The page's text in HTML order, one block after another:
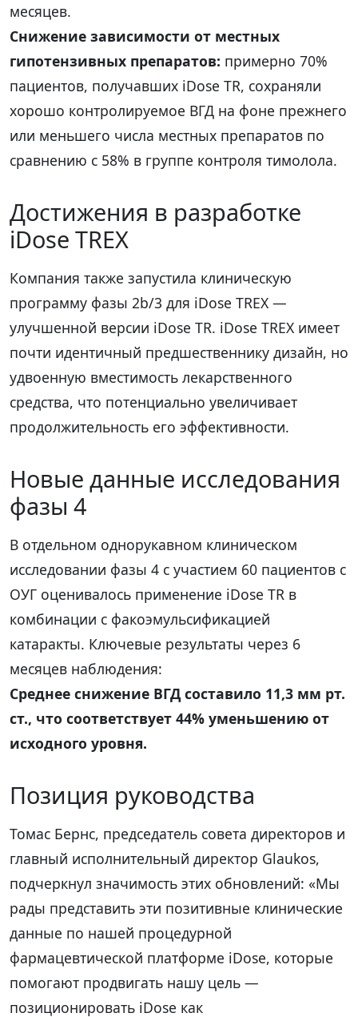
месяцев.
Снижение зависимости от местных
гипотензивных препаратов: примерно 70%
пациентов, получавших iDose TR, сохраняли
хорошо контролируемое ВГД на фоне прежнего
или меньшего числа местных препаратов по
сравнению с 58% в группе контроля тимолола.
Достижения в разработке
iDose TREX
Компания также запустила клиническую
программу фазы 2b/3 для iDose TREX —
улучшенной версии iDose TR. iDose TREX имеет
почти идентичный предшественнику дизайн, но
удвоенную вместимость лекарственного
средства, что потенциально увеличивает
продолжительность его эффективности.
Новые данные исследования
фазы 4
В отдельном однорукавном клиническом
исследовании фазы 4 с участием 60 пациентов с
ОУГ оценивалось применение iDose TR в
комбинации с факоэмульсификацией
катаракты. Ключевые результаты через 6
месяцев наблюдения:
Среднее снижение ВГД составило 11,3 мм рт.
ст., что соответствует 44% уменьшению от
исходного уровня.
Позиция руководства
Томас Бернс, председатель совета директоров и
главный исполнительный директор Glaukos,
подчеркнул значимость этих обновлений: «Мы
рады представить эти позитивные клинические
данные по нашей процедурной
фармацевтической платформе iDose, которые
помогают продвигать нашу цель —
позиционировать iDose как